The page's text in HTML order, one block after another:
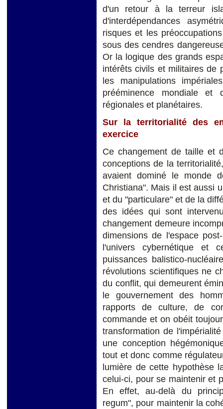
d'un retour à la terreur
d'interdépendances
risques et les
sous des cendres
Or la logique des grands
intérêts civils et militaires de
les manipulations
prééminence mondiale et
régionales et planétaires.
Sur la territorialité des
exercice
Ce changement de taille et
conceptions de la
avaient dominé le monde
Christiana". Mais il est aussi
et du "particulare" et de la
des idées qui sont
changement demeure
dimensions de l'espace
l'univers cybernétique et
puissances balistico-
révolutions scientifiques ne
du conflit, qui demeurent
le gouvernement des
rapports de culture, de
commande et on obéit
transformation de
une conception
tout et donc comme
lumière de cette hypothèse
celui-ci, pour se maintenir et
En effet, au-delà du
regum", pour maintenir la